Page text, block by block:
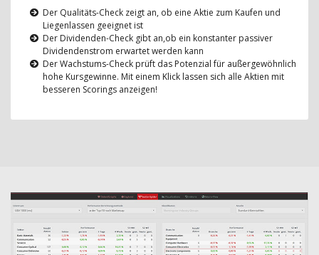
Der Qualitäts-Check zeigt an, ob eine Aktie zum Kaufen und
Liegenlassen geeignet ist
Der Dividenden-Check gibt an,ob ein konstanter passiver
Dividendenstrom erwartet werden kann
Der Wachstums-Check prüft das Potenzial für außergewöhnlich
hohe Kursgewinne. Mit einem Klick lassen sich alle Aktien mit
besseren Scorings anzeigen!